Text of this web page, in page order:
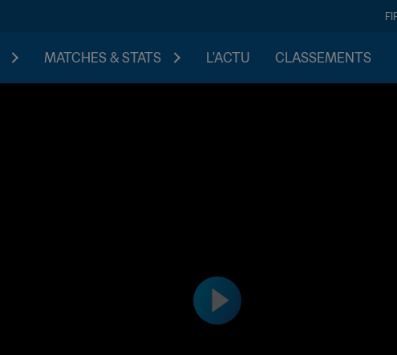
MATCHES & STATS L'ACTU CLASSEMENTS